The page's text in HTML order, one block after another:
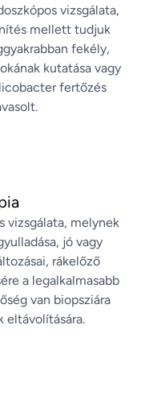
vizsgálata,
mellett tudjuk
fekély,
kutatása vagy
fertőzés
vizsgálata, melynek
jó vagy
rákelőző
a legalkalmasabb
van biopsziára
eltávolítására.